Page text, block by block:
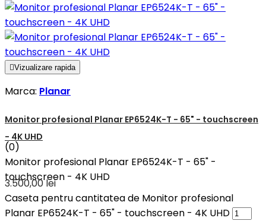
Vizualizare rapida
Marca: Planar
Monitor profesional Planar EP6524K-T - 65" - touchscreen
- 4K UHD
(0)
Monitor profesional Planar EP6524K-T - 65" -
touchscreen - 4K UHD
3.500,00 lei
Caseta pentru cantitatea de Monitor profesional
Planar EP6524K-T - 65" - touchscreen - 4K UHD